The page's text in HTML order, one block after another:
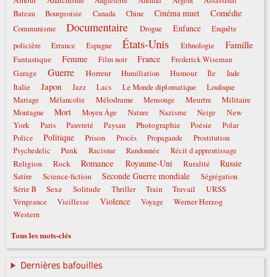
Bateau
Bourgeoisie Canada Chine Cinéma muet Comédie
Communisme Documentaire Drogue Enfance
Enquête
policière
Errance Espagne États-Unis Ethnologie Famille
Fantastique Femme Film noir France Frederick Wiseman
Garage Guerre Horreur Humiliation Humour Île Inde
Italie Japon Jazz Lacs Le Monde diplomatique
Loufoque
Mariage
Mélancolie Mélodrame Mensonge Meurtre Militaire
Montagne Mort Moyen Âge Nature Nazisme Neige
New
York
Paris Pauvreté Paysan Photographie Poésie
Polar
Police
Politique Prison Procès Propagande
Prostitution
Psychedelic
Punk Racisme Randonnée Récit d apprentissage
Religion Rock Romance Royaume-Uni Ruralité Russie
Satire Science-fiction Seconde Guerre mondiale
Ségrégation
Série B
Sexe Solitude Thriller Train Travail URSS
Vengeance Vieillesse Violence Voyage
Werner Herzog
Western
Tous les mots-clés
Dernières bafouilles